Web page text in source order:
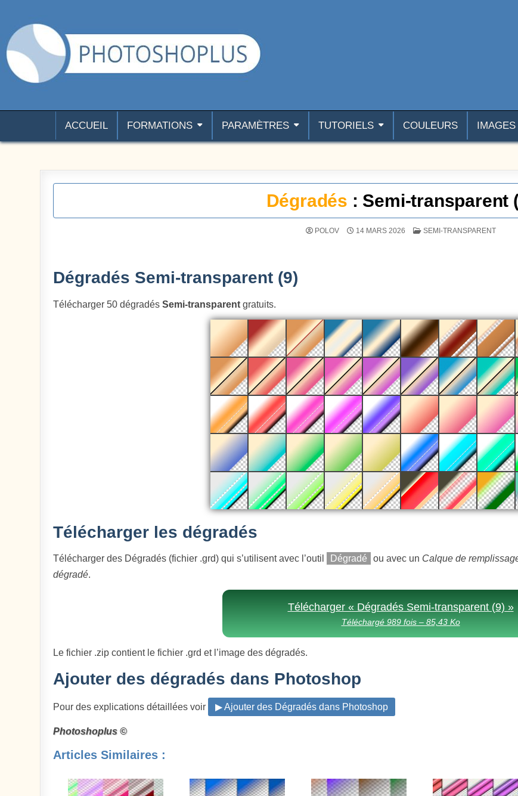
ACCUEIL FORMATIONS PARAMÈTRES TUTORIELS COULEURS IMAGES
Dégradés : Semi-transparent
POLOV 14 MARS 2026 POSTÉ DANS
SEMI-TRANSPARENT
Dégradés Semi-transparent (9)
Télécharger 50 dégradésSemi-transparent gratuits.
Télécharger les dégradés
Télécharger des Dégradés (fichier .grd) qui s’utilisent avec l’outil Dégradé ou avec un Calque de
dégradé.
Télécharger « Dégradés Semi-transparent (9) »
Téléchargé 989 fois – 85,43 Ko
Le fichier .zip contient le fichier .grd et l’image des dégradés.
Ajouter des dégradés dans Photoshop
Pour des explications détaillées voir ▶ Ajouter des Dégradés dans Photoshop
Photoshoplus ©
Articles Similaires :